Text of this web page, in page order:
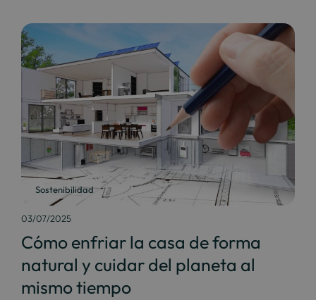
Sostenibilidad
03/07/2025
Cómo enfriar la casa de forma
natural y cuidar del planeta al
mismo tiempo